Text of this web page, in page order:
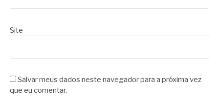
Site
Salvar meus dados neste navegador para a próxima vez
que eu comentar.